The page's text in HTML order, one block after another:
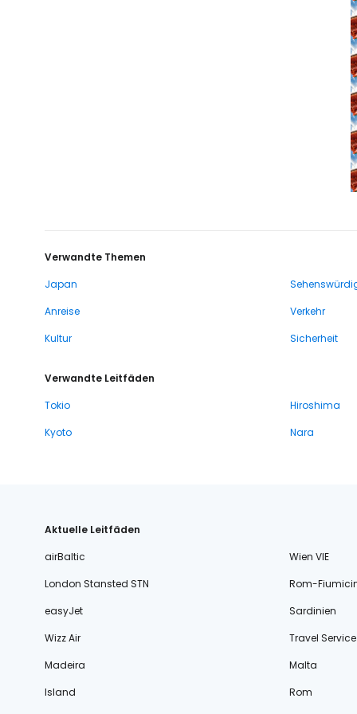
Verwandte Themen
Japan
Anreise
Verkehr
Kultur
Sicherheit
Verwandte Leitfäden
Tokio
Hiroshima
Kyoto
Nara
Aktuelle Leitfäden
airBaltic
Wien VIE
London Stansted STN
Rom-
easyJet
Sardinien
Wizz Air
Travel Service
Madeira
Malta
Island
Rom